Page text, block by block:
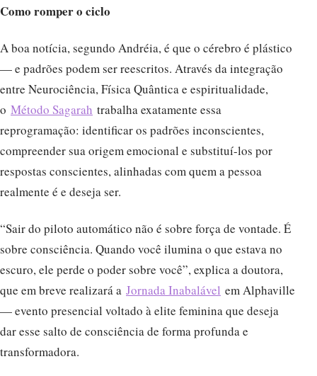
Como romper o ciclo
A boa notícia, segundo Andréia, é que o cérebro é plástico
— e padrões podem ser reescritos. Através da integração
entre Neurociência, Física Quântica e espiritualidade,
o Método Sagarah trabalha exatamente essa
reprogramação: identificar os padrões inconscientes,
compreender sua origem emocional e substituí-los por
respostas conscientes, alinhadas com quem a pessoa
realmente é e deseja ser.
“Sair do piloto automático não é sobre força de vontade. É
sobre consciência. Quando você ilumina o que estava no
escuro, ele perde o poder sobre você”, explica a doutora,
que em breve realizará a Jornada Inabalável em Alphaville
— evento presencial voltado à elite feminina que deseja
dar esse salto de consciência de forma profunda e
transformadora.